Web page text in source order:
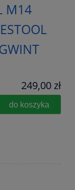
M14
249,00 zł
do koszyka